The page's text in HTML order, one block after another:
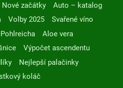
Nové začátky
Auto – katalog
Volby 2025
Svařené víno
Aloe vera
Výpočet ascendentu
Nejlepší palačinky
koláč